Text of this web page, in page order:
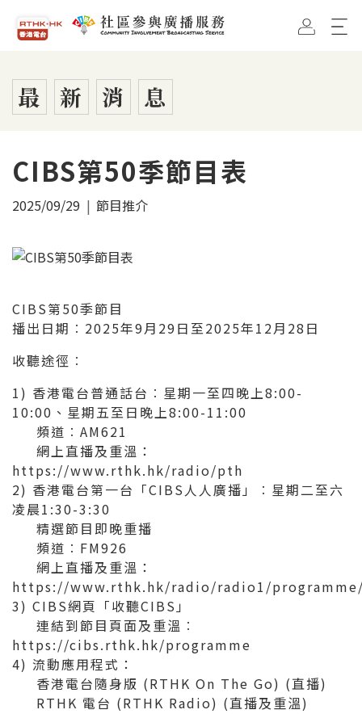
香港電台首頁社區參與廣播服務首頁
最 新 消 息
CIBS第50季節目表
2025/09/29 節目推介
CIBS第50季節目
播出日期︰2025年9月29日至2025年12月28日
收聽途徑︰
1) 香港電台普通話台︰星期一至四晚上8:00-
10:00、星期五至日晚上8:00-11:00
頻道︰AM621
網上直播及重溫：
https://www.rthk.hk/radio/pth
2) 香港電台第一台「CIBS人人廣播」︰星期二至六
凌晨1:30-3:30
精選節目即晚重播
頻道︰FM926
網上直播及重溫：
https://www.rthk.hk/radio/radio1/
3) CIBS網頁「收聽CIBS」
連結到節目頁面及重溫︰
https://cibs.rthk.hk/programme
4) 流動應用程式：
香港電台隨身版 (RTHK On The Go) (直播)
RTHK 電台 (RTHK Radio) (直播及重溫)